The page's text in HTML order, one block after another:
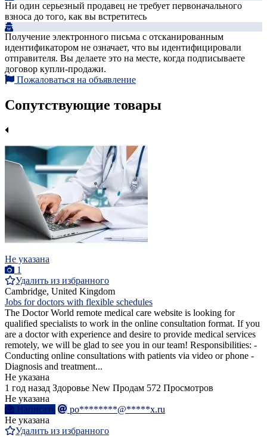
Ни один серьезный продавец не требует первоначального
взноса до того, как вы встретитесь
Получение электронного письма с отсканированным
идентификатором не означает, что вы идентифицировали
отправителя. Вы делаете это на месте, когда подписываете
договор купли-продажи.
Пожаловаться на объявление
Сопутствующие товары
Не указана
1
Удалить из избранного
Cambridge, United Kingdom
Jobs for doctors with flexible schedules
The Doctor World remote medical care website is looking for
qualified specialists to work in the online consultation format. If you
are a doctor with experience and desire to provide medical services
remotely, we will be glad to see you in our team! Responsibilities: -
Conducting online consultations with patients via video or phone -
Diagnosis and treatment...
Не указана
1 год назад Здоровье New Продам 572 Просмотров
Не указана
Написать
po********@*****x.ru
Не указана
Удалить из избранного